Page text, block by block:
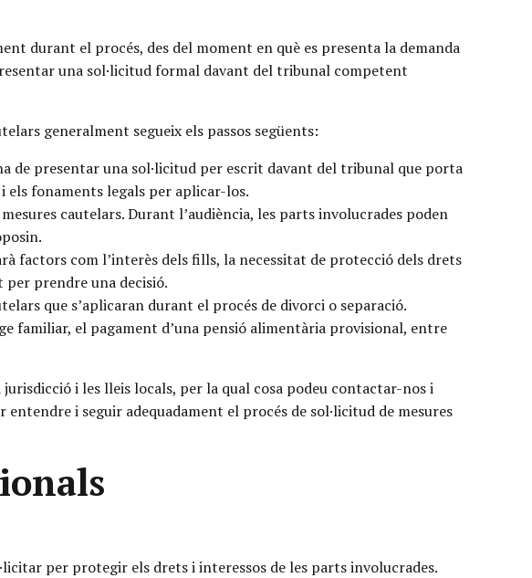
durant el procés, des del moment en què es presenta la demanda
una sol·licitud formal davant del tribunal competent
generalment segueix els passos següents:
de presentar una sol·licitud per escrit davant del tribunal que porta
i els fonaments legals per aplicar-los.
cautelars. Durant l’audiència, les parts involucrades poden
factors com l’interès dels fills, la necessitat de protecció dels drets
prendre una decisió.
que s’aplicaran durant el procés de divorci o separació.
familiar, el pagament d’una pensió alimentària provisional, entre
i les lleis locals, per la qual cosa podeu contactar-nos i
i seguir adequadament el procés de sol·licitud de mesures
per protegir els drets i interessos de les parts involucrades.